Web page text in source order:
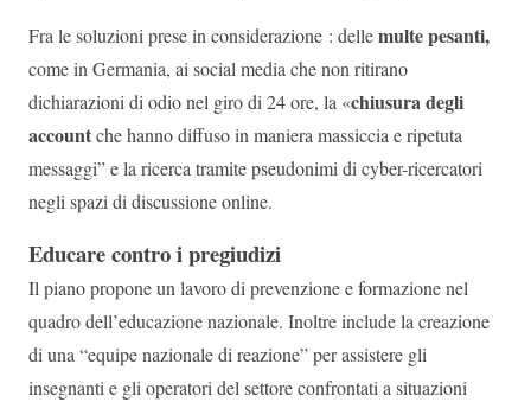
Fra le soluzioni prese in considerazione : dellemulte pesanti,
come in Germania, ai social media che non ritirano
dichiarazioni di odio nel giro di 24 ore, la «chiusura degli
accountche hanno diffuso in maniera massiccia e ripetuta
messaggi” e la ricerca tramite pseudonimi di cyber-ricercatori
negli spazi di discussione online.
Educare contro i pregiudizi
Il piano propone un lavoro di prevenzione e formazione nel
quadro dell’educazione nazionale. Inoltre include la creazione
di una “equipe nazionale di reazione” per assistere gli
insegnanti e gli operatori del settore confrontati a situazioni